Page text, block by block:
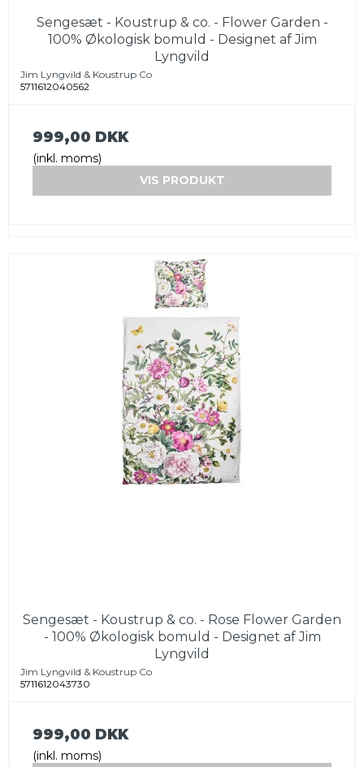
Sengesæt - Koustrup & co. - Flower Garden -
100% Økologisk bomuld - Designet af Jim
Lyngvild
Jim Lyngvild & Koustrup Co
5711612040562
999,00 DKK
(inkl. moms)
VIS PRODUKT
Sengesæt - Koustrup & co. - Rose Flower Garden
- 100% Økologisk bomuld - Designet af Jim
Lyngvild
Jim Lyngvild & Koustrup Co
5711612043730
999,00 DKK
(inkl. moms)